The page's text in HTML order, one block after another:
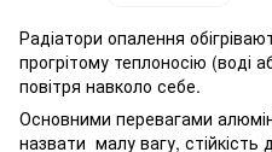
Радіатори опалення
прогрітому теплоносію (воді
повітря навколо себе.
Основними перевагами
назвати малу вагу, стійкість